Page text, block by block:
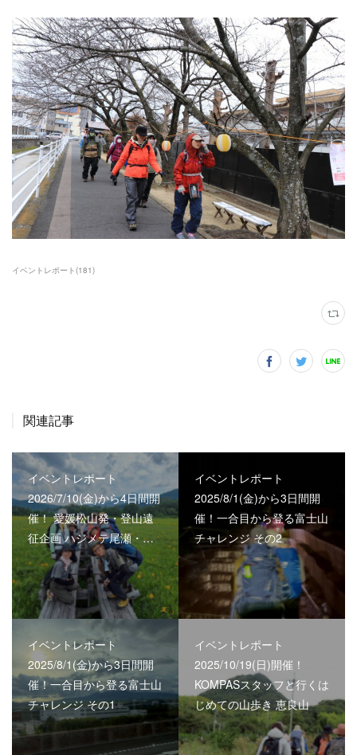
イベントレポート(181)
関連記事
イベントレポート
2026/7/10(金)から4日間開
催！ 愛媛松山発・登山遠
征企画 ハジメテ尾瀬・…
イベントレポート
2025/8/1(金)から3日間開
催！一合目から登る富士山
チャレンジ その2
イベントレポート
2025/8/1(金)から3日間開
催！一合目から登る富士山
チャレンジ その1
イベントレポート
2025/10/19(日)開催！
KOMPASスタッフと行くは
じめての山歩き 恵良山